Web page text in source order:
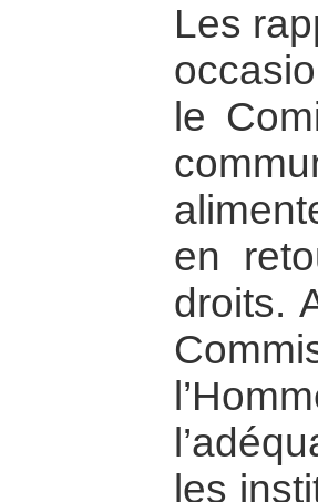
Les
le
en
droits.
les